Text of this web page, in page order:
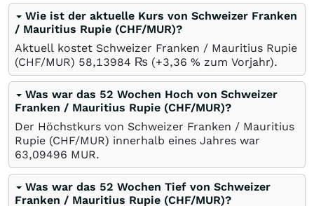
Wie ist der aktuelle Kurs von Schweizer Franken
/ Mauritius Rupie (CHF/MUR)?
Aktuell kostet Schweizer Franken / Mauritius Rupie
(CHF/MUR) 58,13984 ₨ (+3,36 % zum Vorjahr).
Was war das 52 Wochen Hoch von Schweizer
Franken / Mauritius Rupie (CHF/MUR)?
Der Höchstkurs von Schweizer Franken / Mauritius
Rupie (CHF/MUR) innerhalb eines Jahres war
63,09496 MUR.
Was war das 52 Wochen Tief von Schweizer
Franken / Mauritius Rupie (CHF/MUR)?